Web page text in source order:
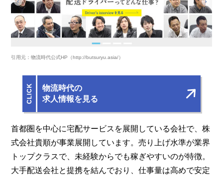
引用元：物流時代公式HP（http://butsuryu.asia/）
物流時代の
求人情報を見る
首都圏を中心に宅配サービスを展開している会社で、株
式会社貴順が事業展開しています。売り上げ水準が業界
トップクラスで、未経験からでも稼ぎやすいのが特徴。
大手配送会社と提携を結んでおり、仕事量は高めで安定